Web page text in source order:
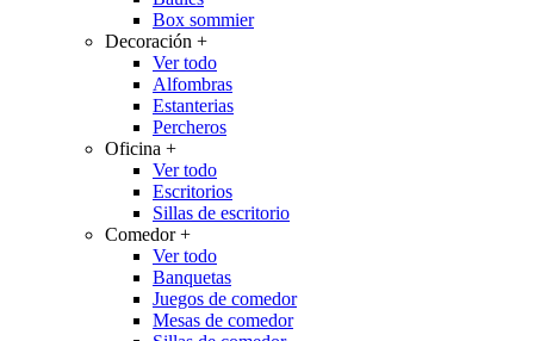
Box sommier
Decoración +
Ver todo
Alfombras
Estanterias
Percheros
Oficina +
Ver todo
Escritorios
Sillas de escritorio
Comedor+
Ver todo
Banquetas
Juegos de comedor
Mesas de comedor